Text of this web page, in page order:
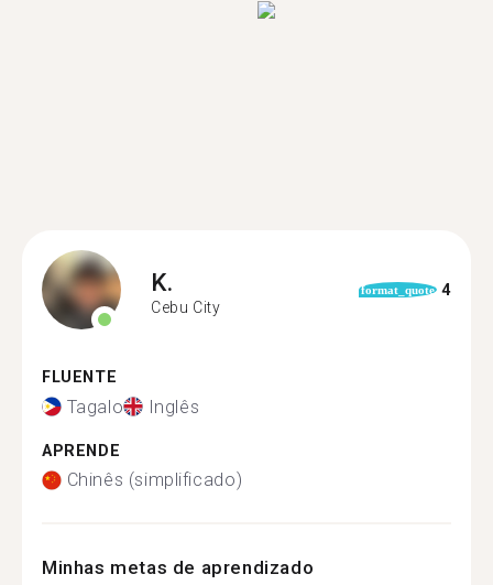
K.
Cebu City
format_quote 4
FLUENTE
Tagalo Inglês
APRENDE
Chinês (simplificado)
Minhas metas de aprendizado